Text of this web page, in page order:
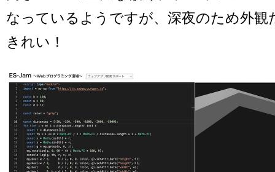
なっているようですが、深夜のため外観
きれい！